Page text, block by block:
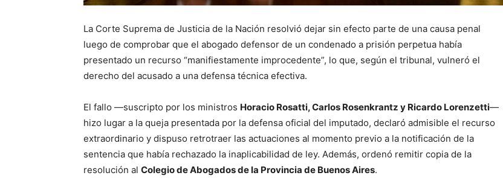
La Corte Suprema de Justicia de la Nación resolvió dejar sin efecto parte de una causa penal
luego de comprobar que el abogado defensor de un condenado a prisión perpetua había
presentado un recurso “manifiestamente improcedente”, lo que, según el tribunal, vulneró el
derecho del acusado a una defensa técnica efectiva.
El fallo —suscripto por los ministros Horacio Rosatti, Carlos Rosenkrantz y Ricardo Lorenzetti—
hizo lugar a la queja presentada por la defensa oficial del imputado, declaró admisible el recurso
extraordinario y dispuso retrotraer las actuaciones al momento previo a la notificación de la
sentencia que había rechazado la inaplicabilidad de ley. Además, ordenó remitir copia de la
resolución al Colegio de Abogados de la Provincia de Buenos Aires.